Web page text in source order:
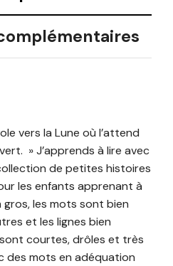
vers la Lune où l’attend
» J’apprends à lire avec
de petites histoires
les enfants apprenant à
les mots sont bien
et les lignes bien
courtes, drôles et très
des mots en adéquation